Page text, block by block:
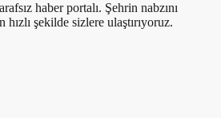
haber portalı. Şehrin nabzını
şekilde sizlere ulaştırıyoruz.